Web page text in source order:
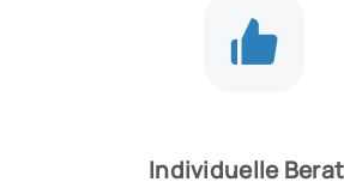
Individuelle